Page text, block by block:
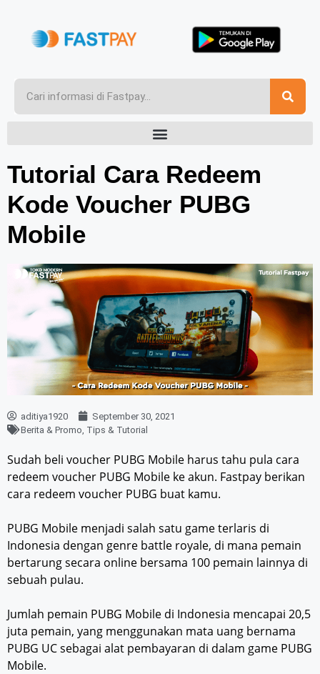
Tutorial Cara Redeem
Kode Voucher PUBG
Mobile
aditiya1920
September 30, 2021
Berita & Promo Tips & Tutorial
Sudah beli voucher PUBG Mobile harus tahu pula cara
redeem voucher PUBG Mobile ke akun. Fastpay berikan
cara redeem voucher PUBG buat kamu.
PUBG Mobile menjadi salah satu game terlaris di
Indonesia dengan genre battle royale, di mana pemain
bertarung secara online bersama 100 pemain lainnya di
sebuah pulau.
Jumlah pemain PUBG Mobile di Indonesia mencapai 20,5
juta pemain, yang menggunakan mata uang bernama
PUBG UC sebagai alat pembayaran di dalam game PUBG
Mobile.